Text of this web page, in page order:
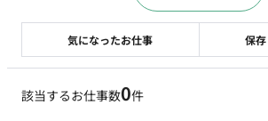
該当するお仕事数0件
気になったお仕事 保